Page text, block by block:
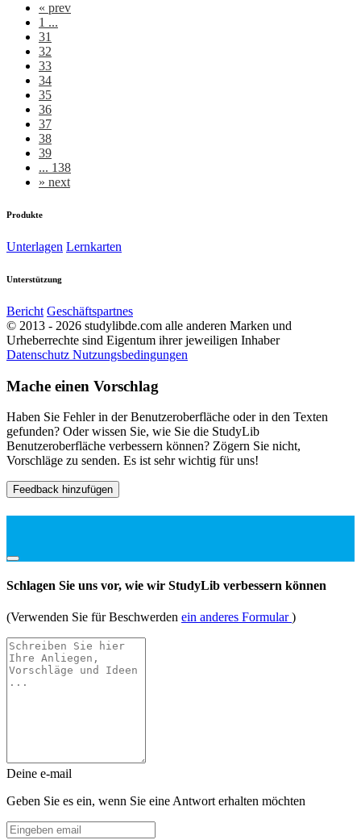
« prev
1 ...
31
32
33
34
35
36
37
38
39
... 138
» next
Produkte
Unterlagen Lernkarten
Unterstützung
Bericht Geschäftspartnes
© 2013 - 2026 studylibde.com alle anderen Marken und
Urheberrechte sind Eigentum ihrer jeweiligen Inhaber
Datenschutz Nutzungsbedingungen
Mache einen Vorschlag
Haben Sie Fehler in der Benutzeroberfläche oder in den Texten
gefunden? Oder wissen Sie, wie Sie die StudyLib
Benutzeroberfläche verbessern können? Zögern Sie nicht,
Vorschläge zu senden. Es ist sehr wichtig für uns!
Feedback hinzufügen
Schlagen Sie uns vor, wie wir StudyLib verbessern können
(Verwenden Sie für Beschwerden ein anderes Formular)
Deine e-mail
Geben Sie es ein, wenn Sie eine Antwort erhalten möchten